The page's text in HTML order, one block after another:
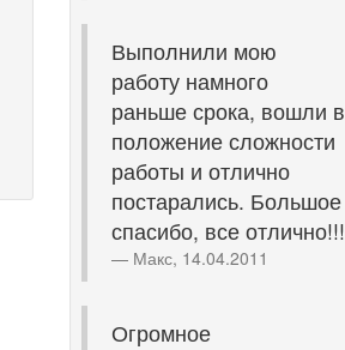
Выполнили мою
работу намного
раньше срока, вошли в
положение сложности
работы и отлично
постарались. Большое
спасибо, все отлично!!!
Макс, 14.04.2011
Огромное